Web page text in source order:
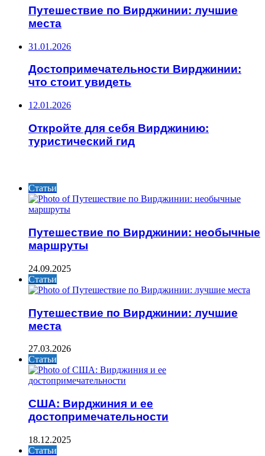
Путешествие по Вирджинии: лучшие
места
31.01.2026
Достопримечательности Вирджинии:
что стоит увидеть
12.01.2026
Откройте для себя Вирджинию:
туристический гид
Статьи
Путешествие по Вирджинии: необычные
маршруты
24.09.2025
Статьи
Путешествие по Вирджинии: лучшие
места
27.03.2026
Статьи
США: Вирджиния и ее
достопримечательности
18.12.2025
Статьи